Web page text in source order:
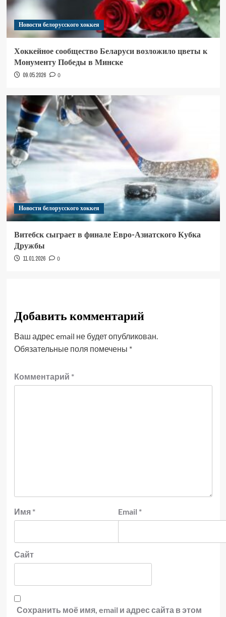
Новости белорусского хоккея
Хоккейное сообщество Беларуси возложило цветы к
Монументу Победы в Минске
09.05.2026 0
Новости белорусского хоккея
Витебск сыграет в финале Евро-Азиатского Кубка
Дружбы
11.01.2026 0
Добавить комментарий
Ваш адрес email не будет опубликован.
Обязательные поля помечены *
Комментарий *
Имя * Email *
Сайт
Сохранить моё имя, email и адрес сайта в этом